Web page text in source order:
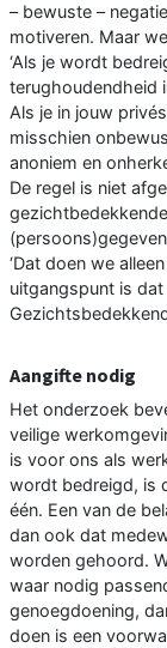
– bewuste –
motiveren. Maar
‘Als je wordt
terughoudendheid
Als je in jouw
misschien
anoniem en
De regel is niet
‘Dat doen we
uitgangspunt is
Aangifte nodig
Het onderzoek
veilige
is voor ons als
wordt bedreigd, is
één. Een van de
dan ook dat
worden gehoord.
waar nodig
genoegdoening,
doen is een